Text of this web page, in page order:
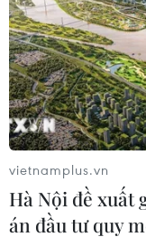
huy giá trị di
khách dễ dàng
lịch Huế.
vietnamplus.vn
Hà Nội đề xuất
án đầu tư quy